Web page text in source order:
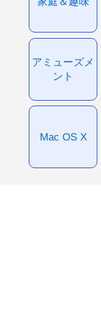
アミューズメ
ント
Mac OS X